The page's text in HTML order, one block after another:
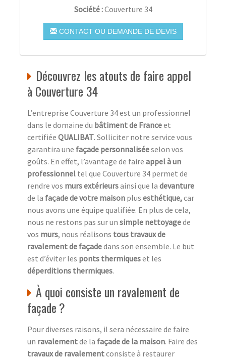
Société :Couverture 34
CONTACT OU DEMANDE DE DEVIS
Découvrez les atouts de faire appel
à Couverture 34
L’entreprise Couverture 34 est un professionnel
dans le domaine du bâtiment de Franceet
certifiée QUALIBAT. Solliciter notre service vous
garantira une façade personnaliséeselon vos
goûts. En effet, l’avantage de faire appel à un
professionnel tel que Couverture 34 permet de
rendre vos murs extérieursainsi que la devanture
de la façade de votre maison plus esthétique,car
nous avons une équipe qualifiée. En plus de cela,
nous ne restons pas sur un simple nettoyagede
vos murs, nous réalisons tous travaux de
ravalement de façadedans son ensemble. Le but
est d’éviter les ponts thermiqueset les
déperditions thermiques.
À quoi consiste un ravalement de
façade ?
Pour diverses raisons, il sera nécessaire de faire
un ravalementde la façade de la maison. Faire des
travaux de ravalementconsiste à restaurer